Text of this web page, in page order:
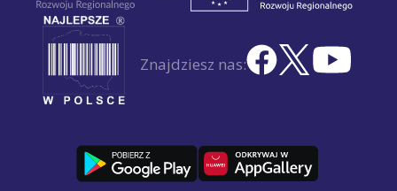
Znajdziesz nas: